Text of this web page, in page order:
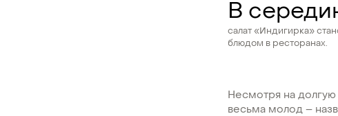
В
салат «Индигирка»
блюдом в ресторанах.
Несмотря на долгую
весьма молод –